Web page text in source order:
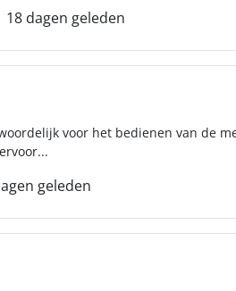
18 dagen geleden
voor het bedienen van de
geleden